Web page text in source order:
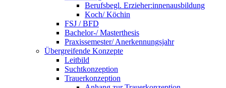
Berufsbegl. Erzieher:innenausbildung
Koch/ Köchin
FSJ / BFD
Bachelor-/ Masterthesis
Praxissemester/ Anerkennungsjahr
Übergreifende Konzepte
Leitbild
Suchtkonzeption
Trauerkonzeption